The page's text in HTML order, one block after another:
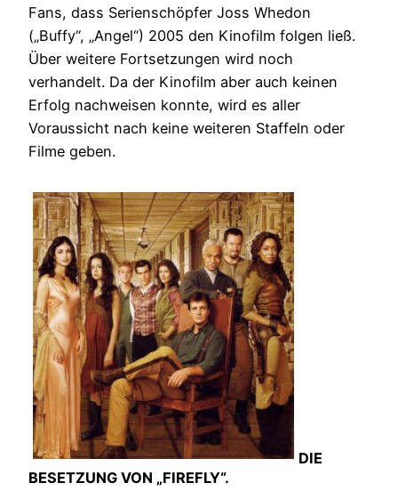
Fans, dass Serienschöpfer Joss Whedon
(„Buffy“, „Angel“) 2005 den Kinofilm folgen ließ.
Über weitere Fortsetzungen wird noch
verhandelt. Da der Kinofilm aber auch keinen
Erfolg nachweisen konnte, wird es aller
Voraussicht nach keine weiteren Staffeln oder
Filme geben.
DIE
BESETZUNG VON „FIREFLY“.